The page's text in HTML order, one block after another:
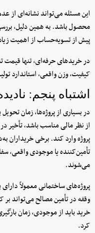
این مسئله می‌تواند نشانه‌ای از
محصول باشد. به همین دلیل،
پیش از تسویه‌حساب از اهمیت
در خریدهای حرفه‌ای، تنها قیمت
کیفیت، وزن واقعی، استاندارد
اشتباه پنجم:
در بسیاری از پروژه‌ها، زمان
از نظر مالی مناسب باشد، تأخیر
پروژه وارد کند. برخی خریداران
تأمین‌کننده یا موجودی واقعی،
می‌شوند.
پروژه‌های ساختمانی معمولاً
وقفه در تأمین مصالح می‌تواند بر
خرید باید از موجودی، زمان
کرد.